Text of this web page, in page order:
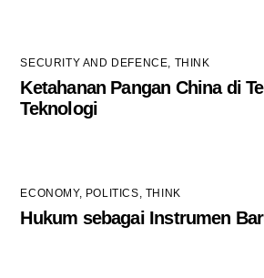
SECURITY AND DEFENCE, THINK
Ketahanan Pangan China di
Teknologi
ECONOMY, POLITICS, THINK
Hukum sebagai Instrumen